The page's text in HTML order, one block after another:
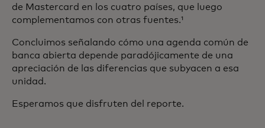
de Mastercard en los cuatro países, que luego
complementamos con otras fuentes.¹
Concluimos señalando cómo una agenda común de
banca abierta depende paradójicamente de una
apreciación de las diferencias que subyacen a esa
unidad.
Esperamos que disfruten del reporte.